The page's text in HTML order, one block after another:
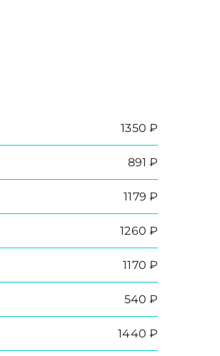
1350 ₽
891 ₽
1179 ₽
1260 ₽
1170 ₽
540 ₽
1440 ₽